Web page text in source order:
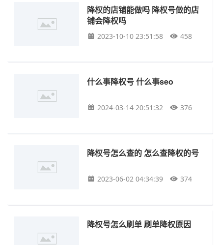
降权的店铺能做吗 降权号做的店
铺会降权吗
2023-10-10 23:51:58 458
什么事降权号 什么事seo
2024-03-14 20:51:32 376
降权号怎么查的 怎么查降权的号
2023-06-02 04:34:39 374
降权号怎么刷单 刷单降权原因